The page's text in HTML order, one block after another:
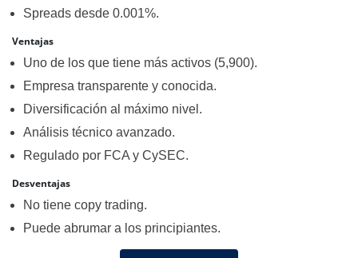
Spreads desde 0.001%.
Ventajas
Uno de los que tiene más activos (5,900).
Empresa transparente y conocida.
Diversificación al máximo nivel.
Análisis técnico avanzado.
Regulado por FCA y CySEC.
Desventajas
No tiene copy trading.
Puede abrumar a los principiantes.